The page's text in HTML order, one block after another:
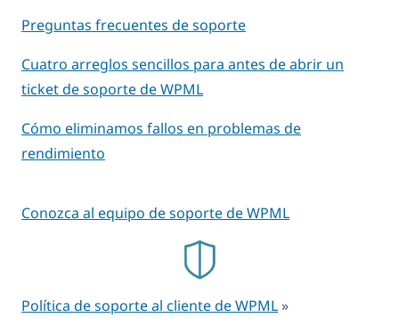
Preguntas frecuentes de soporte
Cuatro arreglos sencillos para antes de abrir un
ticket de soporte de WPML
Cómo eliminamos fallos en problemas de
rendimiento
Conozca al equipo de soporte de WPML
Política de soporte al cliente de WPML »